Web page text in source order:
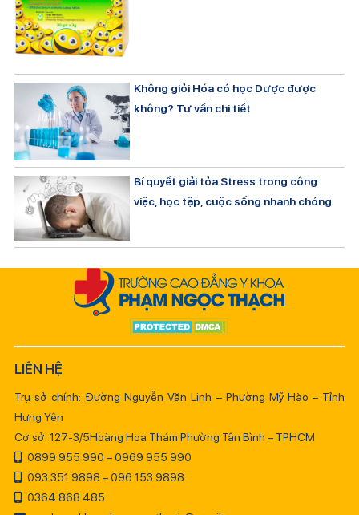
Không giỏi Hóa có học Dược được
không? Tư vấn chi tiết
Bí quyết giải tỏa Stress trong công
việc, học tập, cuộc sống nhanh chóng
LIÊN HỆ
Trụ sở chính: Đường Nguyễn Văn Linh – Phường Mỹ Hào – Tỉnh
Hưng Yên
Cơ sở: 127-3/5Hoàng Hoa Thám Phường Tân Bình – TPHCM
0899 955 990 – 0969 955 990
093 351 9898 – 096 153 9898
0364 868 485